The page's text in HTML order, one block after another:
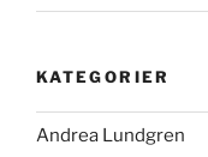
KATEGORIER
Andrea Lundgren